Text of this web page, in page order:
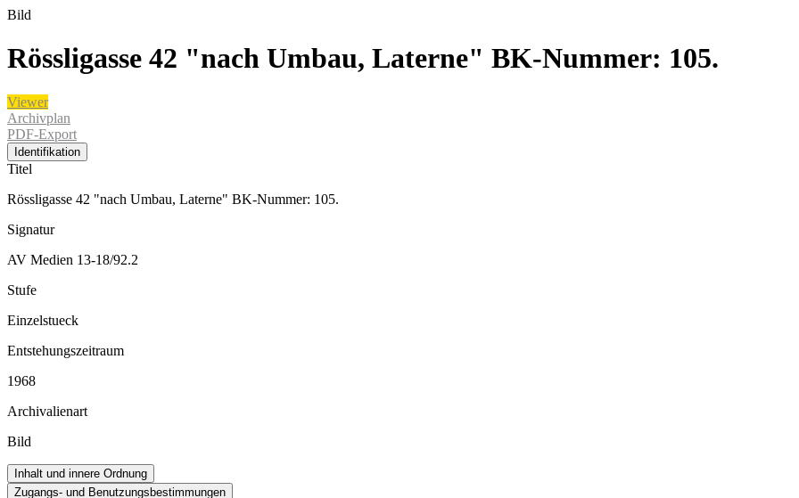
Bild
Rössligasse 42 "nach Umbau, Laterne" BK-Nummer: 105.
Viewer
Archivplan
PDF-Export
Identifikation
Titel
Rössligasse 42 "nach Umbau, Laterne" BK-Nummer: 105.
Signatur
AV Medien 13-18/92.2
Stufe
Einzelstueck
Entstehungszeitraum
1968
Archivalienart
Bild
Inhalt und innere Ordnung
Zugangs- und Benutzungsbestimmungen